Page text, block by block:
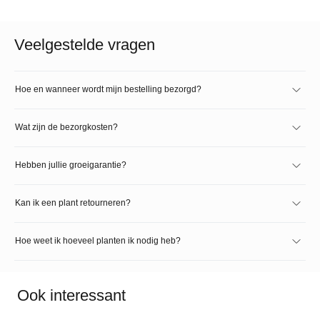
Veelgestelde vragen
Hoe en wanneer wordt mijn bestelling bezorgd?
Wat zijn de bezorgkosten?
Hebben jullie groeigarantie?
Kan ik een plant retourneren?
Hoe weet ik hoeveel planten ik nodig heb?
Ook interessant